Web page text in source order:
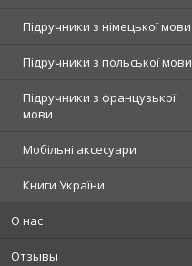
Підручники з німецької мови
Підручники з польської мови
Підручники з французької
мови
Мобільні аксесуари
Книги України
О нас
Отзывы